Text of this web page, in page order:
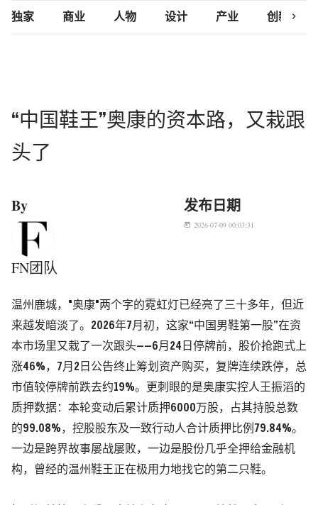
独家 商业 人物 设计 产业 创新研究
chevron_right
“中国鞋王”奥康的资本路，又栽跟
头了
By
FN团队
发布日期
today 2026-07-09 00:03:31
温州鹿城，"奥康"两个字的霓虹灯已经亮了三十多年，但近
来越发暗淡了。2026年7月初，这家“中国男鞋第一股”在资
本市场里又栽了一次跟头——6月24日停牌前，股价抢跑式上
涨46%，7月2日公告终止筹划资产购买，复牌连续跌停，总
市值较停牌前跌去约19%。
更刺眼的是奥康实控人王振滔 的
质押数据： 本轮变动后累计质押6000万股，占其持股总数
的99.08%，控股股东及一致行动人合计质押比例79.84%。
一边是跨界故事屡战屡败，一边是股份几乎全押给金融机
构，曾经的温州鞋王正在极用力地找它的第二只鞋。